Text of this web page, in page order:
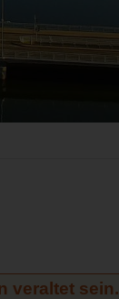
veraltet sein.